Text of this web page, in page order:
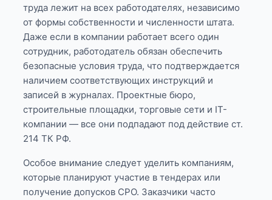
труда лежит на всех работодателях, независимо
от формы собственности и численности штата.
Даже если в компании работает всего один
сотрудник, работодатель обязан обеспечить
безопасные условия труда, что подтверждается
наличием соответствующих инструкций и
записей в журналах. Проектные бюро,
строительные площадки, торговые сети и IT-
компании — все они подпадают под действие ст.
214 ТК РФ.
Особое внимание следует уделить компаниям,
которые планируют участие в тендерах или
получение допусков СРО. Заказчики часто